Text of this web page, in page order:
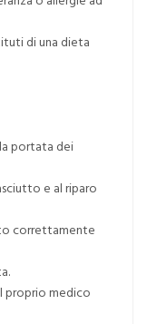
di una dieta
portata dei
e al riparo
correttamente
proprio medico